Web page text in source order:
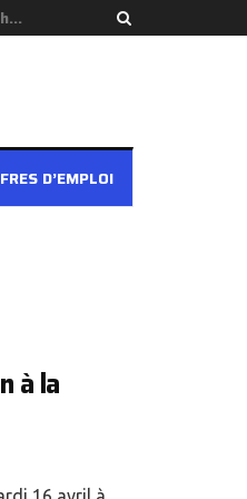
D’EMPLOI
à la